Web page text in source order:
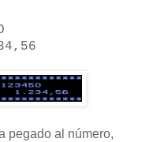
pegado al número,